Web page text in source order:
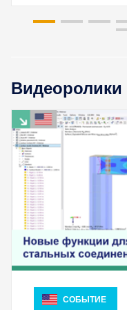
Устаревшие
Видеоролики
СОБЫТИЕ